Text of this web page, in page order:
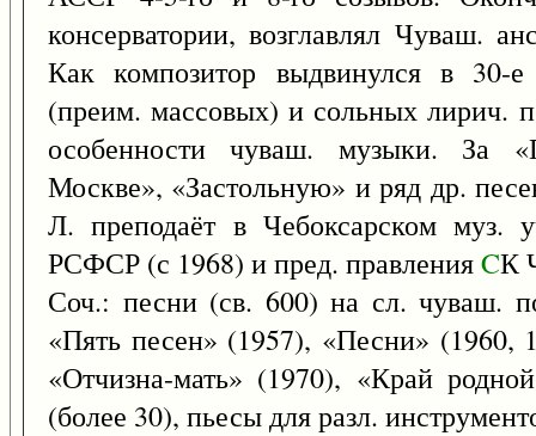
консерватории, возглавлял Чуваш.
Как композитор выдвинулся в 30-
(преим. массовых) и сольных лирич.
особенности чуваш. музыки. За
Москве», «Застольную» и ряд др.
Л. преподаёт в Чебоксарском муз.
РСФСР (с 1968) и пред. правленияCК
Соч.: песни (св. 600) на сл. чуваш.
«Пять песен» (1957), «Песни» (1960,
«Отчизна-мать» (1970), «Край
(более 30), пьесы для разл.